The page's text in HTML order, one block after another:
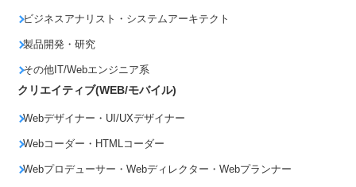
ビジネスアナリスト・システムアーキテクト
製品開発・研究
その他IT/Webエンジニア系
クリエイティブ(WEB/モバイル)
Webデザイナー・UI/UXデザイナー
Webコーダー・HTMLコーダー
Webプロデューサー・Webディレクター・Webプランナー